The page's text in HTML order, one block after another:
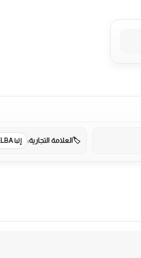
العلامة التجارية: إلبا ELBA